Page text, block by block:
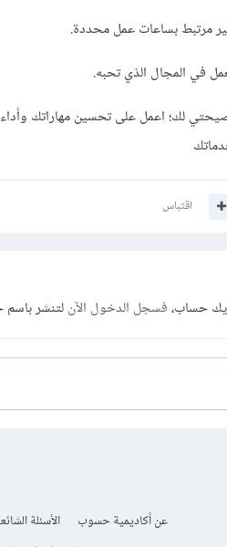
مرتبط بساعات عمل محددة.
في المجال الذي تحبه.
لك؛ اعمل على تحسين مهاراتك
اقتباس
حساب،فسجل الدخول الآنلتنشر
عن أكاديمية حسوب الأسئلة